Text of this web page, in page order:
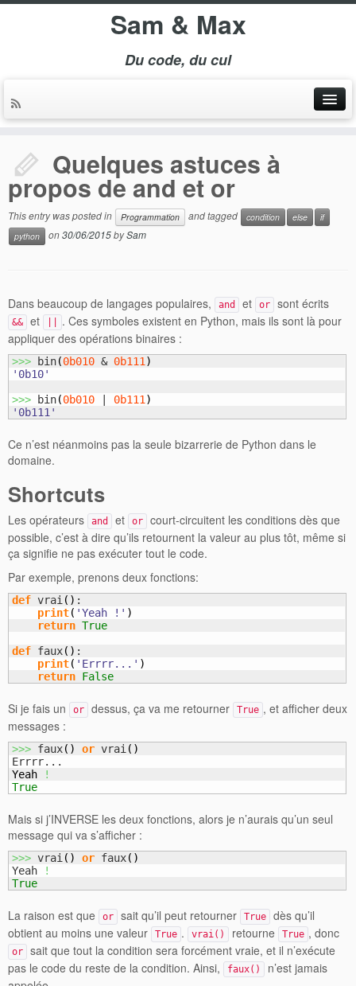
Sam & Max
Du code, du cul
Quelques astuces à
propos de and et or
This entry was posted in Programmation and tagged condition else
if
python
on30/06/2015bySam
Dans beaucoup de langages populaires, and et or sont écrits
&& et
. Ces symboles existent en Python, mais ils sont là pour
appliquer des opérations binaires :
>>> bin(0b010 & 0b111 )
'0b10'
>>> bin(0b010 0b111 )
'0b111'
Ce n’est néanmoins pas la seule bizarrerie de Python dans le
domaine.
Shortcuts
Les opérateurs and et or
court-circuitent les conditions dès que
possible, c’est à dire qu’ils retournent la valeur au plus tôt, même si
ça signifie ne pas exécuter tout le code.
Par exemple, prenons deux fonctions:
def vrai ( ) :
print( 'Yeah !' )
return True
def faux( ) :
print( 'Errrr...' )
return False
Si je fais un or dessus, ça va me retourner True , et afficher deux
messages :
>>> faux( ) or vrai ( )
Yeah
!
True
Mais si j’INVERSE les deux fonctions, alors je n’aurais qu’un seul
message qui va s’afficher :
>>> vrai ( ) or faux( )
Yeah
!
True
La raison est que or sait qu’il peut retourner True
dès qu’il
obtient au moins une valeur
True . vrai() retourne True , donc
or
sait que tout la condition sera forcément vraie, et il n’exécute
pas le code du reste de la condition. Ainsi,
faux()
n’est jamais